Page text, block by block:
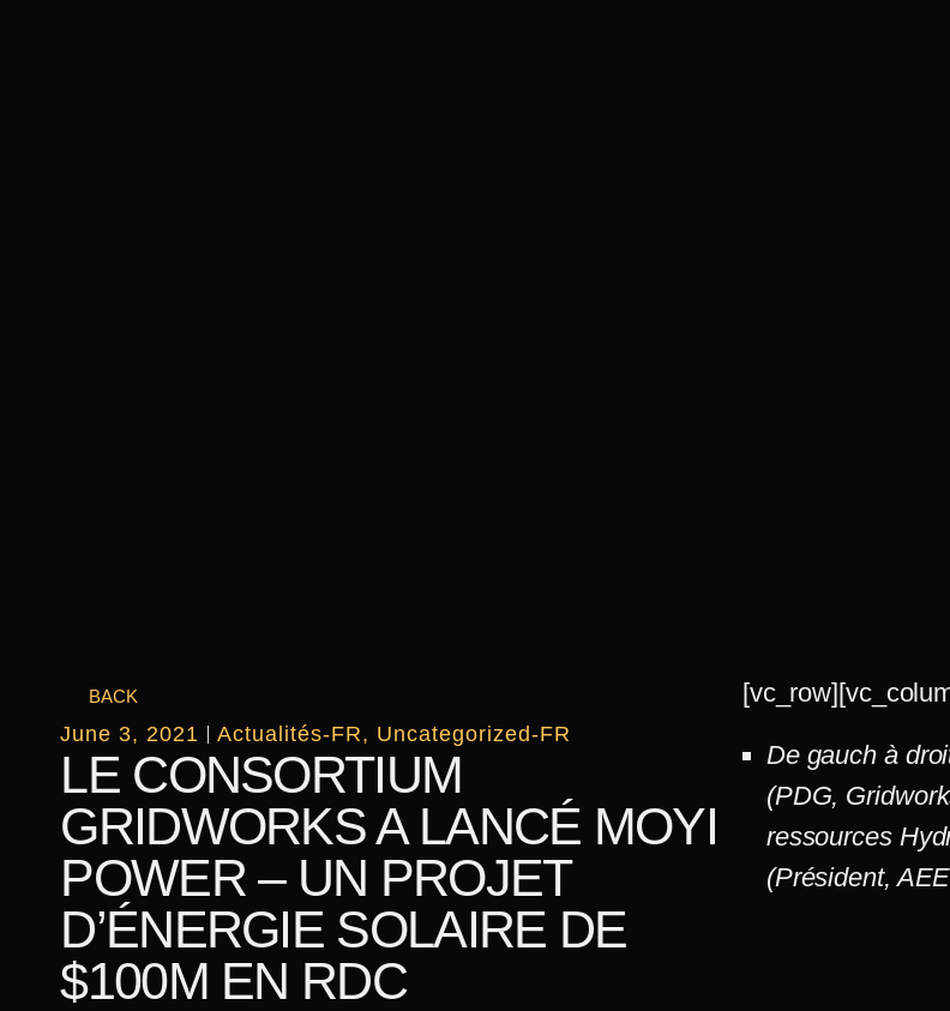
BACK
June 3, 2021 Actualités-FR, Uncategorized-FR
LE CONSORTIUM
GRIDWORKS A LANCÉ MOYI
POWER – UN PROJET
D’ÉNERGIE SOLAIRE DE
$100M EN RDC
De gauch à
(PDG,
ressources
(Président,